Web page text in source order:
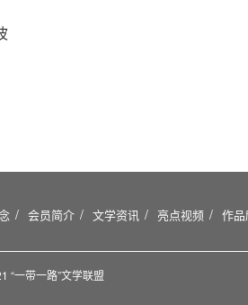
会员简介 文学资讯 亮点视频 作品
“一带一路”文学联盟